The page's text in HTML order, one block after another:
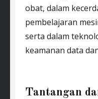
obat, dalam
pembelajaran
serta dalam
keamanan data
Tantangan